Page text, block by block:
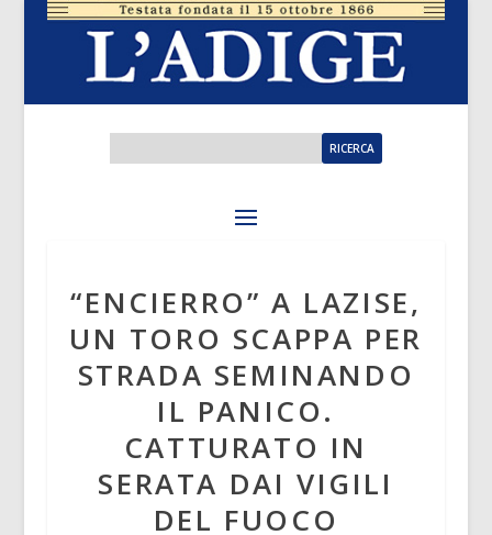
“ENCIERRO” A LAZISE,
UN TORO SCAPPA PER
STRADA SEMINANDO
IL PANICO.
CATTURATO IN
SERATA DAI VIGILI
DEL FUOCO